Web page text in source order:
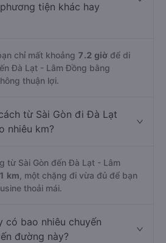
tiện khác hay
chỉ mất khoảng 7.2 giờ để di
Đà Lạt - Lâm Đồng bằng
thuận lợi.
từ Sài Gòn đi Đà Lạt
nhiêu km?
từ Sài Gòn đến Đà Lạt - Lâm
km , một chặng đi vừa đủ để bạn
thoải mái.
có bao nhiêu chuyến
đường này?